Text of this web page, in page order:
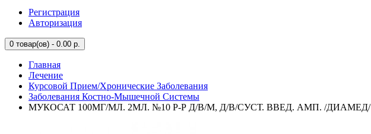
Регистрация
Авторизация
0 товар(ов) - 0.00 р.
Главная
Лечение
Курсовой Прием/Хронические Заболевания
Заболевания Костно-Мышечной Системы
МУКОСАТ 100МГ/МЛ. 2МЛ. №10 Р-Р Д/В/М, Д/В/СУСТ. ВВЕД. АМП. /ДИАМЕД/